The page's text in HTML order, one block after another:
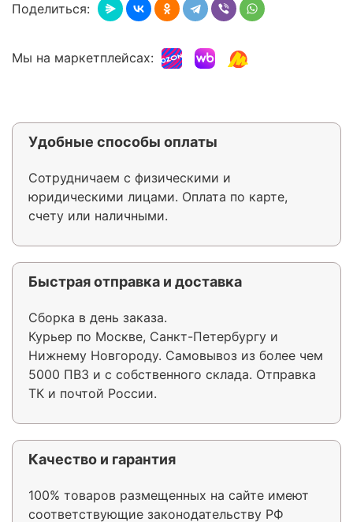
Поделиться:
Мы на маркетплейсах:
Удобные способы оплаты
Сотрудничаем с физическими и
юридическими лицами. Оплата по карте,
счету или наличными.
Быстрая отправка и доставка
Сборка в день заказа.
Курьер по Москве, Санкт-Петербургу и
Нижнему Новгороду. Самовывоз из более чем
5000 ПВЗ и с собственного склада. Отправка
ТК и почтой России.
Качество и гарантия
100% товаров размещенных на сайте имеют
соответствующие законодательству РФ